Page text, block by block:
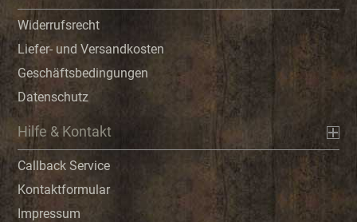
Widerrufsrecht
Liefer- und Versandkosten
Geschäftsbedingungen
Datenschutz
Hilfe & Kontakt
Callback Service
Kontaktformular
Impressum